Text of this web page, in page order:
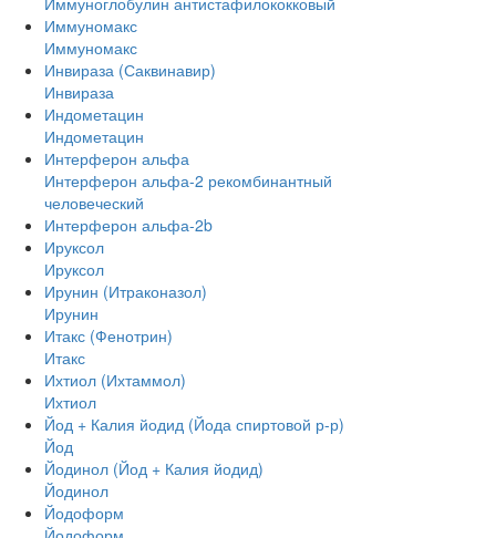
Иммуномакс
Иммуномакс
Инвираза (Саквинавир)
Инвираза
Индометацин
Индометацин
Интерферон альфа
Интерферон альфа-2 рекомбинантный
человеческий
Интерферон альфа-2b
Ируксол
Ируксол
Ирунин (Итраконазол)
Ирунин
Итакс (Фенотрин)
Итакс
Ихтиол (Ихтаммол)
Ихтиол
Йод + Калия йодид (Йода спиртовой р-р)
Йод
Йодинол (Йод + Калия йодид)
Йодинол
Йодоформ